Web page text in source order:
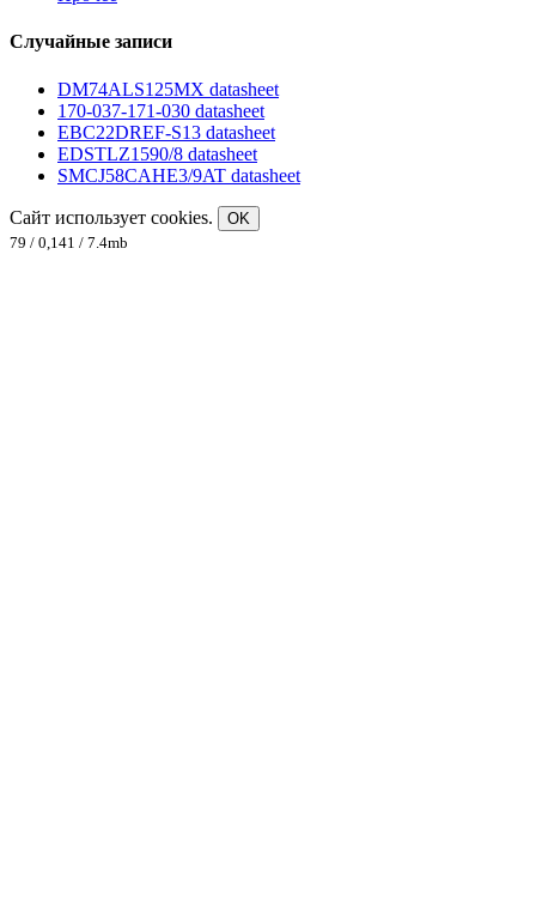
Случайные записи
DM74ALS125MX datasheet
170-037-171-030 datasheet
EBC22DREF-S13 datasheet
EDSTLZ1590/8 datasheet
SMCJ58CAHE3/9AT datasheet
Сайт использует cookies.
OK
79 / 0,141 / 7.4mb